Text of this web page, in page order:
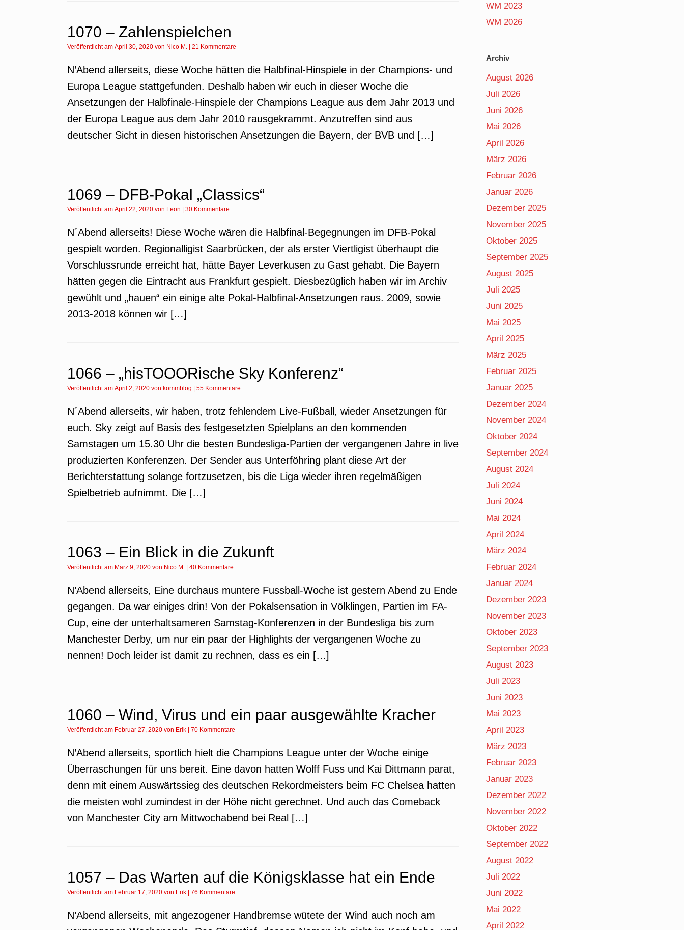
1070 – Zahlenspielchen
Veröffentlicht am April 30, 2020 von Nico M. 21 Kommentare
N’Abend allerseits, diese Woche hätten die Halbfinal-Hinspiele in der Champions- und
Europa League stattgefunden. Deshalb haben wir euch in dieser Woche die
Ansetzungen der Halbfinale-Hinspiele der Champions League aus dem Jahr 2013 und
der Europa League aus dem Jahr 2010 rausgekrammt. Anzutreffen sind aus
deutscher Sicht in diesen historischen Ansetzungen die Bayern, der BVB und […]
1069 – DFB-Pokal „Classics“
Veröffentlicht am April 22, 2020 von Leon 30 Kommentare
N´Abend allerseits! Diese Woche wären die Halbfinal-Begegnungen im DFB-Pokal
gespielt worden. Regionalligist Saarbrücken, der als erster Viertligist überhaupt die
Vorschlussrunde erreicht hat, hätte Bayer Leverkusen zu Gast gehabt. Die Bayern
hätten gegen die Eintracht aus Frankfurt gespielt. Diesbezüglich haben wir im Archiv
gewühlt und „hauen“ ein einige alte Pokal-Halbfinal-Ansetzungen raus. 2009, sowie
2013-2018 können wir […]
1066 – „hisTOOORische Sky Konferenz“
Veröffentlicht am April 2, 2020 von kommblog 55 Kommentare
N´Abend allerseits, wir haben, trotz fehlendem Live-Fußball, wieder Ansetzungen für
euch. Sky zeigt auf Basis des festgesetzten Spielplans an den kommenden
Samstagen um 15.30 Uhr die besten Bundesliga-Partien der vergangenen Jahre in live
produzierten Konferenzen. Der Sender aus Unterföhring plant diese Art der
Berichterstattung solange fortzusetzen, bis die Liga wieder ihren regelmäßigen
Spielbetrieb aufnimmt. Die […]
1063 – Ein Blick in die Zukunft
Veröffentlicht am März 9, 2020 von Nico M. 40 Kommentare
N’Abend allerseits, Eine durchaus muntere Fussball-Woche ist gestern Abend zu Ende
gegangen. Da war einiges drin! Von der Pokalsensation in Völklingen, Partien im FA-
Cup, eine der unterhaltsameren Samstag-Konferenzen in der Bundesliga bis zum
Manchester Derby, um nur ein paar der Highlights der vergangenen Woche zu
nennen! Doch leider ist damit zu rechnen, dass es ein […]
1060 – Wind, Virus und ein paar ausgewählte Kracher
Veröffentlicht am Februar 27, 2020 von Erik 70 Kommentare
N’Abend allerseits, sportlich hielt die Champions League unter der Woche einige
Überraschungen für uns bereit. Eine davon hatten Wolff Fuss und Kai Dittmann parat,
denn mit einem Auswärtssieg des deutschen Rekordmeisters beim FC Chelsea hatten
die meisten wohl zumindest in der Höhe nicht gerechnet. Und auch das Comeback
von Manchester City am Mittwochabend bei Real […]
1057 – Das Warten auf die Königsklasse hat ein Ende
Veröffentlicht am Februar 17, 2020 von Erik 76 Kommentare
N’Abend allerseits, mit angezogener Handbremse wütete der Wind auch noch am
WM 2023
WM 2026
Archiv
August 2026
Juli 2026
Juni 2026
Mai 2026
April 2026
März 2026
Februar 2026
Januar 2026
Dezember 2025
November 2025
Oktober 2025
September 2025
August 2025
Juli 2025
Juni 2025
Mai 2025
April 2025
März 2025
Februar 2025
Januar 2025
Dezember 2024
November 2024
Oktober 2024
September 2024
August 2024
Juli 2024
Juni 2024
Mai 2024
April 2024
März 2024
Februar 2024
Januar 2024
Dezember 2023
November 2023
Oktober 2023
September 2023
August 2023
Juli 2023
Juni 2023
Mai 2023
April 2023
März 2023
Februar 2023
Januar 2023
Dezember 2022
November 2022
Oktober 2022
September 2022
August 2022
Juli 2022
Juni 2022
Mai 2022
April 2022